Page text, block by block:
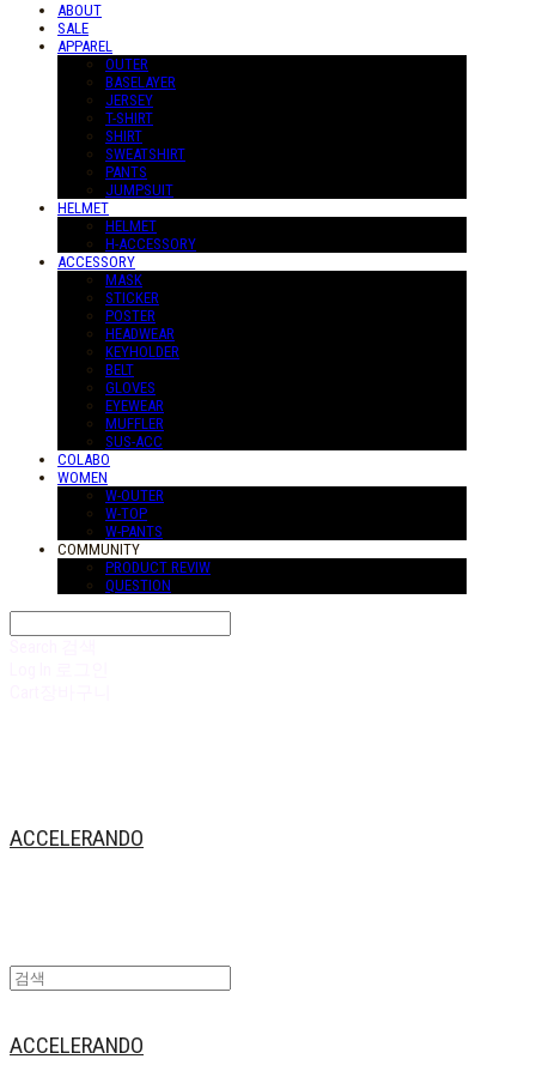
ABOUT
SALE
APPAREL
OUTER
BASELAYER
JERSEY
T-SHIRT
SHIRT
SWEATSHIRT
PANTS
JUMPSUIT
HELMET
HELMET
H-ACCESSORY
ACCESSORY
MASK
STICKER
POSTER
HEADWEAR
KEYHOLDER
BELT
GLOVES
EYEWEAR
MUFFLER
SUS-ACC
COLABO
WOMEN
W-OUTER
W-TOP
W-PANTS
COMMUNITY
PRODUCT REVIW
QUESTION
ACCELERANDO
ACCELERANDO